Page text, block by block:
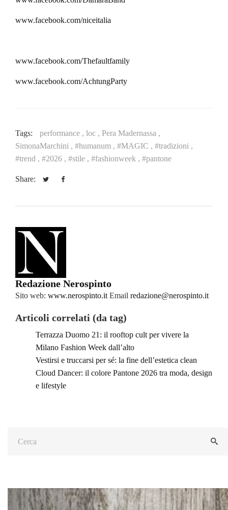
www.facebook.com/niceitalia
www.facebook.com/Thefaultfamily
www.facebook.com/AchtungParty
Tags: performance , loc , Pera Madernassa ,
SimonaMarchini , #humanum , #MAGIC , #tradizioni ,
#trend , #2026 , #stile , #fashionweek , #pantone
Share:
Redazione Nerospinto
Sito web: www.nerospinto.it Email redazione@nerospinto.it
Articoli correlati (da tag)
Terrazza Duomo 21: il rooftop cult per vivere la
Milano Fashion Week dall’alto
Vestirsi e truccarsi per sé: la fine dell’estetica clean
Cloud Dancer: il colore Pantone 2026 tra moda, design
e lifestyle